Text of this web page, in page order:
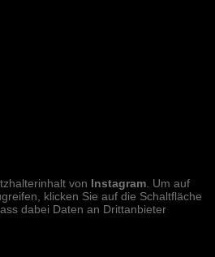
von Instagram . Um auf
klicken Sie auf die Schaltfläche
dabei Daten an Drittanbieter